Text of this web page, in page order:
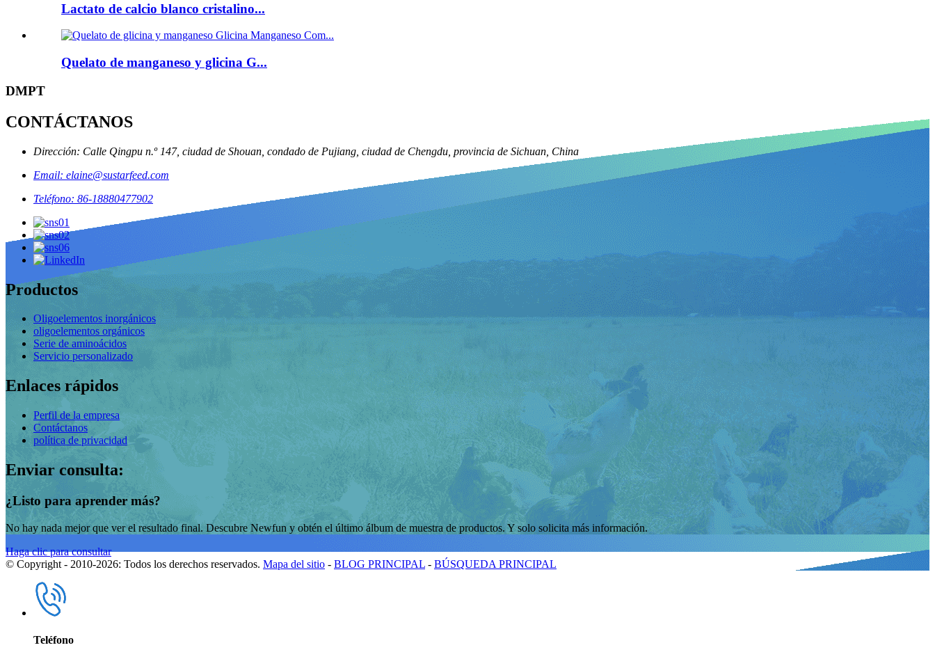
Lactato de calcio blanco cristalino...
Quelato de manganeso y glicina G...
DMPT
CONTÁCTANOS
Dirección: Calle Qingpu n.º 147, ciudad de Shouan, condado de Pujiang, ciudad de Chengdu, provincia de Sichuan, China
Email: elaine@sustarfeed.com
Teléfono: 86-18880477902
Productos
Oligoelementos inorgánicos
oligoelementos orgánicos
Serie de aminoácidos
Servicio personalizado
Enlaces rápidos
Perfil de la empresa
Contáctanos
política de privacidad
Enviar consulta:
¿Listo para aprender más?
No hay nada mejor que ver el resultado final. Descubre Newfun y obtén el último álbum de muestra de productos. Y solo solicita más información.
Haga clic para consultar
© Copyright - 2010-2026: Todos los derechos reservados. Mapa del sitio - BLOG PRINCIPAL - BÚSQUEDA PRINCIPAL
Teléfono